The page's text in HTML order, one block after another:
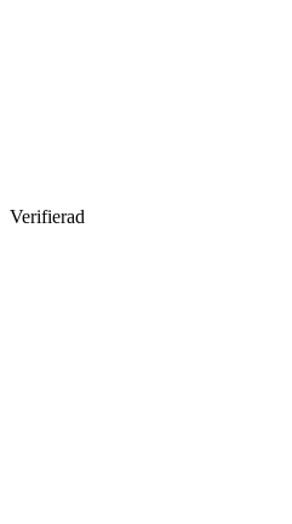
Verifierad